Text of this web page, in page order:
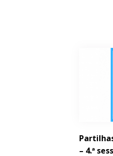
– 4.ª